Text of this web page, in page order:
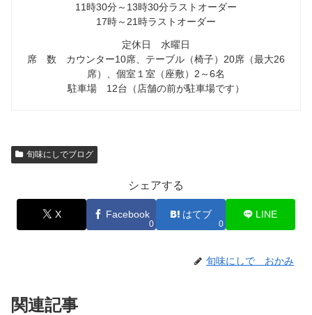
11時30分～13時30分ラストオーダー
17時～21時ラストオーダー
定休日 水曜日
席 数 カウンター10席、テーブル（椅子）20席（最大26
席）、個室１室（座敷）2～6名
駐車場 12台（店舗の前が駐車場です）
旬味にしでブログ
シェアする
X Facebook
0
はてブ
0
LINE
旬味にしで おかみ
関連記事